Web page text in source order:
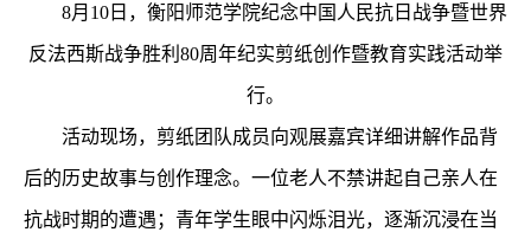
8月10日，衡阳师范学院纪念中国人民抗日战争暨世界
反法西斯战争胜利80周年纪实剪纸创作暨教育实践活动举
行。
活动现场，剪纸团队成员向观展嘉宾详细讲解作品背
后的历史故事与创作理念。一位老人不禁讲起自己亲人在
抗战时期的遭遇；青年学生眼中闪烁泪光，逐渐沉浸在当